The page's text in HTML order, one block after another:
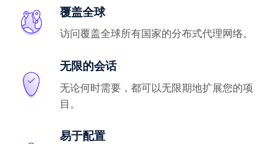
覆盖全球
访问覆盖全球所有国家的分布式代理网络。
无限的会话
无论何时需要，都可以无限期地扩展您的项
目。
易于配置